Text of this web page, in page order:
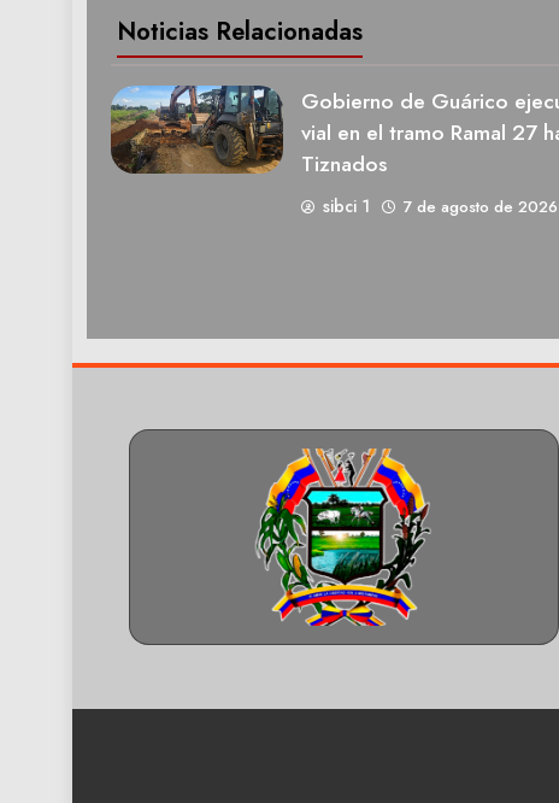
Noticias Relacionadas
Gobierno de Guárico
vial en el tramo Ramal 27
Tiznados
sibci 1 7 de agosto de 2026